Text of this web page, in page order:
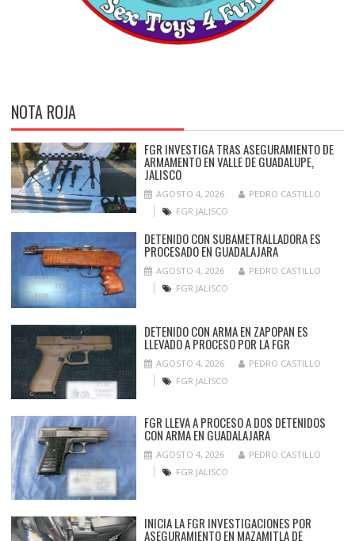
NOTA ROJA
FGR INVESTIGA TRAS ASEGURAMIENTO DE
ARMAMENTO EN VALLE DE GUADALUPE,
JALISCO
AGOSTO 4, 2026
PEDRO CASTILLO
FGR JALISCO
DETENIDO CON SUBAMETRALLADORA ES
PROCESADO EN GUADALAJARA
AGOSTO 4, 2026
PEDRO CASTILLO
FGR JALISCO
DETENIDO CON ARMA EN ZAPOPAN ES
LLEVADO A PROCESO POR LA FGR
AGOSTO 4, 2026
PEDRO CASTILLO
FGR JALISCO
FGR LLEVA A PROCESO A DOS DETENIDOS
CON ARMA EN GUADALAJARA
AGOSTO 4, 2026
PEDRO CASTILLO
FGR JALISCO
INICIA LA FGR INVESTIGACIONES POR
ASEGURAMIENTO EN MAZAMITLA DE